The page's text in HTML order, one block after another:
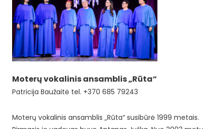
Moterų vokalinis ansamblis „Rūta“
Patricija Baužaitė tel. +370 685 79243
Moterų vokalinis ansamblis „Rūta“ susibūrė 1999 metais.